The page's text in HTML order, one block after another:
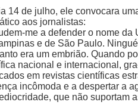
14 de julho, ele convocara
aos jornalistas:
me a defender o nome da
e de São Paulo.
era um embrião. Quando
nacional e internacional,
em revistas científicas
incômoda e a despertar a
que não suportam